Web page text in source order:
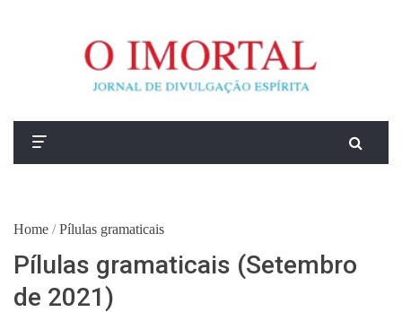
Home / Pílulas gramaticais
Pílulas gramaticais (Setembro
de 2021)